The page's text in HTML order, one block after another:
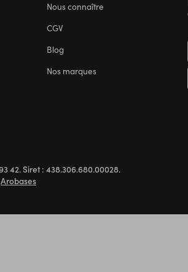
Nous connaître
CGV
Blog
Nos marques
42. Siret : 438.306.680.00028.
Arobases